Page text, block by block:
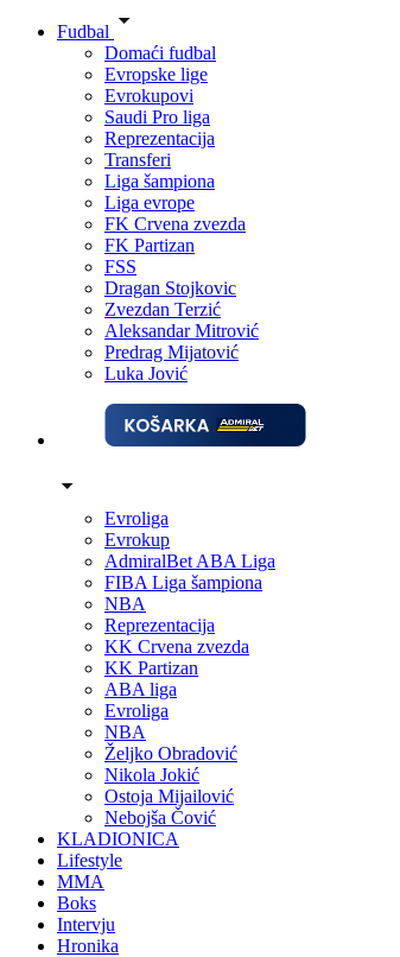
Fudbal
Domaći fudbal
Evropske lige
Evrokupovi
Saudi Pro liga
Reprezentacija
Transferi
Liga šampiona
Liga evrope
FK Crvena zvezda
FK Partizan
FSS
Dragan Stojkovic
Zvezdan Terzić
Aleksandar Mitrović
Predrag Mijatović
Luka Jović
Evroliga
Evrokup
AdmiralBet ABA Liga
FIBA Liga šampiona
NBA
Reprezentacija
KK Crvena zvezda
KK Partizan
ABA liga
Evroliga
NBA
Željko Obradović
Nikola Jokić
Ostoja Mijailović
Nebojša Čović
KLADIONICA
Lifestyle
MMA
Boks
Intervju
Hronika